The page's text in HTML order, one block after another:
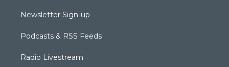
Newsletter Sign-up
Podcasts & RSS Feeds
Radio Livestream